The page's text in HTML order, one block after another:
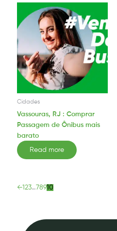
Cidades
Vassouras, RJ : Comprar
Passagem de Ônibus mais
barato
Read more
←123…78910